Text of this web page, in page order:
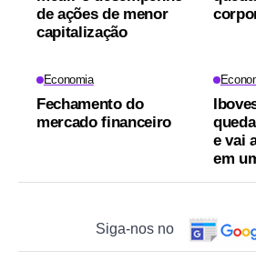
de ações de menor
capitalização
Economia
Fechamento do
mercado financeiro
e vai
em
Siga-nos no